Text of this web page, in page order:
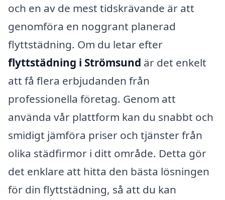
och en av de mest tidskrävande är att
genomföra en noggrant planerad
flyttstädning. Om du letar efter
flyttstädning i Strömsund är det enkelt
att få flera erbjudanden från
professionella företag. Genom att
använda vår plattform kan du snabbt och
smidigt jämföra priser och tjänster från
olika städfirmor i ditt område. Detta gör
det enklare att hitta den bästa lösningen
för din flyttstädning, så att du kan